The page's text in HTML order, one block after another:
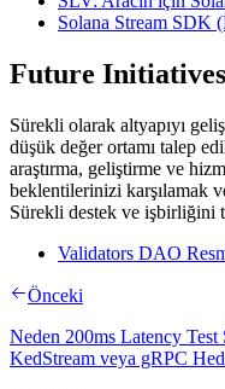
Solana Stream SDK
Future Initiatives
Sürekli olarak altyapıyı
düşük değer ortamı talep
araştırma, geliştirme ve
beklentilerinizi karşılamak
Sürekli destek ve işbirliğini
Validators DAO
Önceki
Neden 200ms Latency Test
KedStream veya gRPC